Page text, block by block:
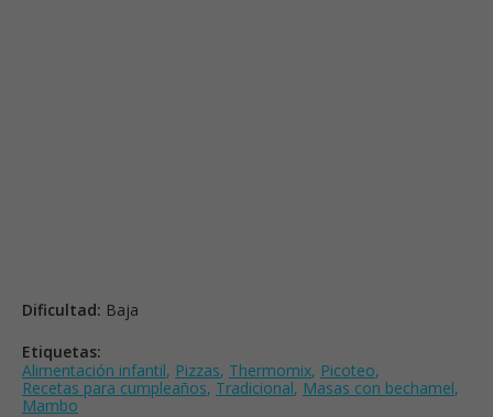
Dificultad: Baja
Etiquetas:
Alimentación infantil, Pizzas, Thermomix, Picoteo,
Recetas para cumpleaños, Tradicional, Masas con bechamel,
Mambo